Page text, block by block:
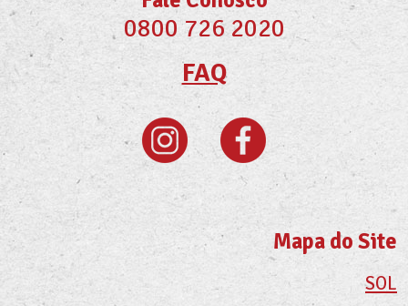
0800 726 2020
FAQ
Mapa do Site
SOL